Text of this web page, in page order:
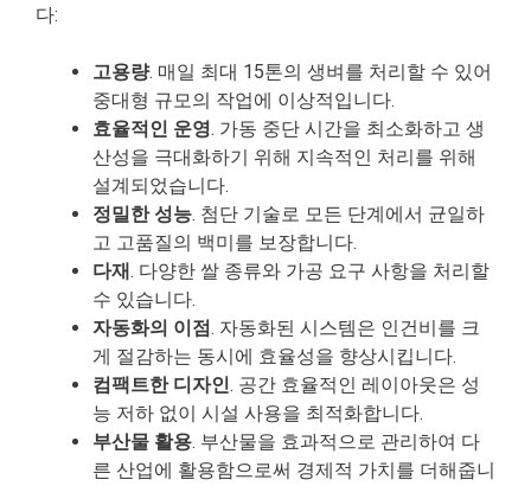
다:
고용량. 매일 최대 15톤의 생벼를 처리할 수 있어
중대형 규모의 작업에 이상적입니다.
효율적인 운영. 가동 중단 시간을 최소화하고 생
산성을 극대화하기 위해 지속적인 처리를 위해
설계되었습니다.
정밀한 성능. 첨단 기술로 모든 단계에서 균일하
고 고품질의 백미를 보장합니다.
다재. 다양한 쌀 종류와 가공 요구 사항을 처리할
수 있습니다.
자동화의 이점. 자동화된 시스템은 인건비를 크
게 절감하는 동시에 효율성을 향상시킵니다.
컴팩트한 디자인. 공간 효율적인 레이아웃은 성
능 저하 없이 시설 사용을 최적화합니다.
부산물 활용. 부산물을 효과적으로 관리하여 다
른 산업에 활용함으로써 경제적 가치를 더해줍니